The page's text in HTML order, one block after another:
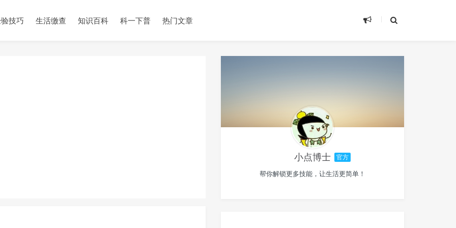
技巧 生活缴查 知识百科 科一下普 热门文章
小点博士 官方
帮你解锁更多技能，让生活更简单！